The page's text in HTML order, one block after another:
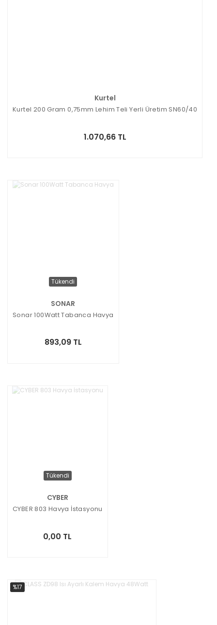
Kurtel
Kurtel 200 Gram 0,75mm Lehim Teli Yerli Üretim SN60/40
1.070,66 TL
Tükendi
SONAR
Sonar 100Watt Tabanca Havya
893,09 TL
Tükendi
CYBER
CYBER 803 Havya İstasyonu
0,00 TL
%17